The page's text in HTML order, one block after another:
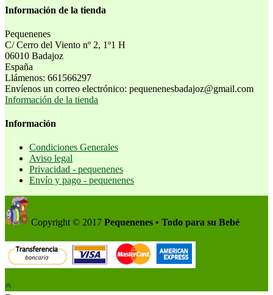
Información de la tienda
Pequenenes
C/ Cerro del Viento nº 2, 1º1 H
06010 Badajoz
España
Llámenos: 661566297
Envíenos un correo electrónico: pequenenesbadajoz@gmail.com
Información de la tienda
Información
Condiciones Generales
Aviso legal
Privacidad - pequenenes
Envío y pago - pequenenes
Copyright © 2017 Pequenenes • Todo para su Bebé